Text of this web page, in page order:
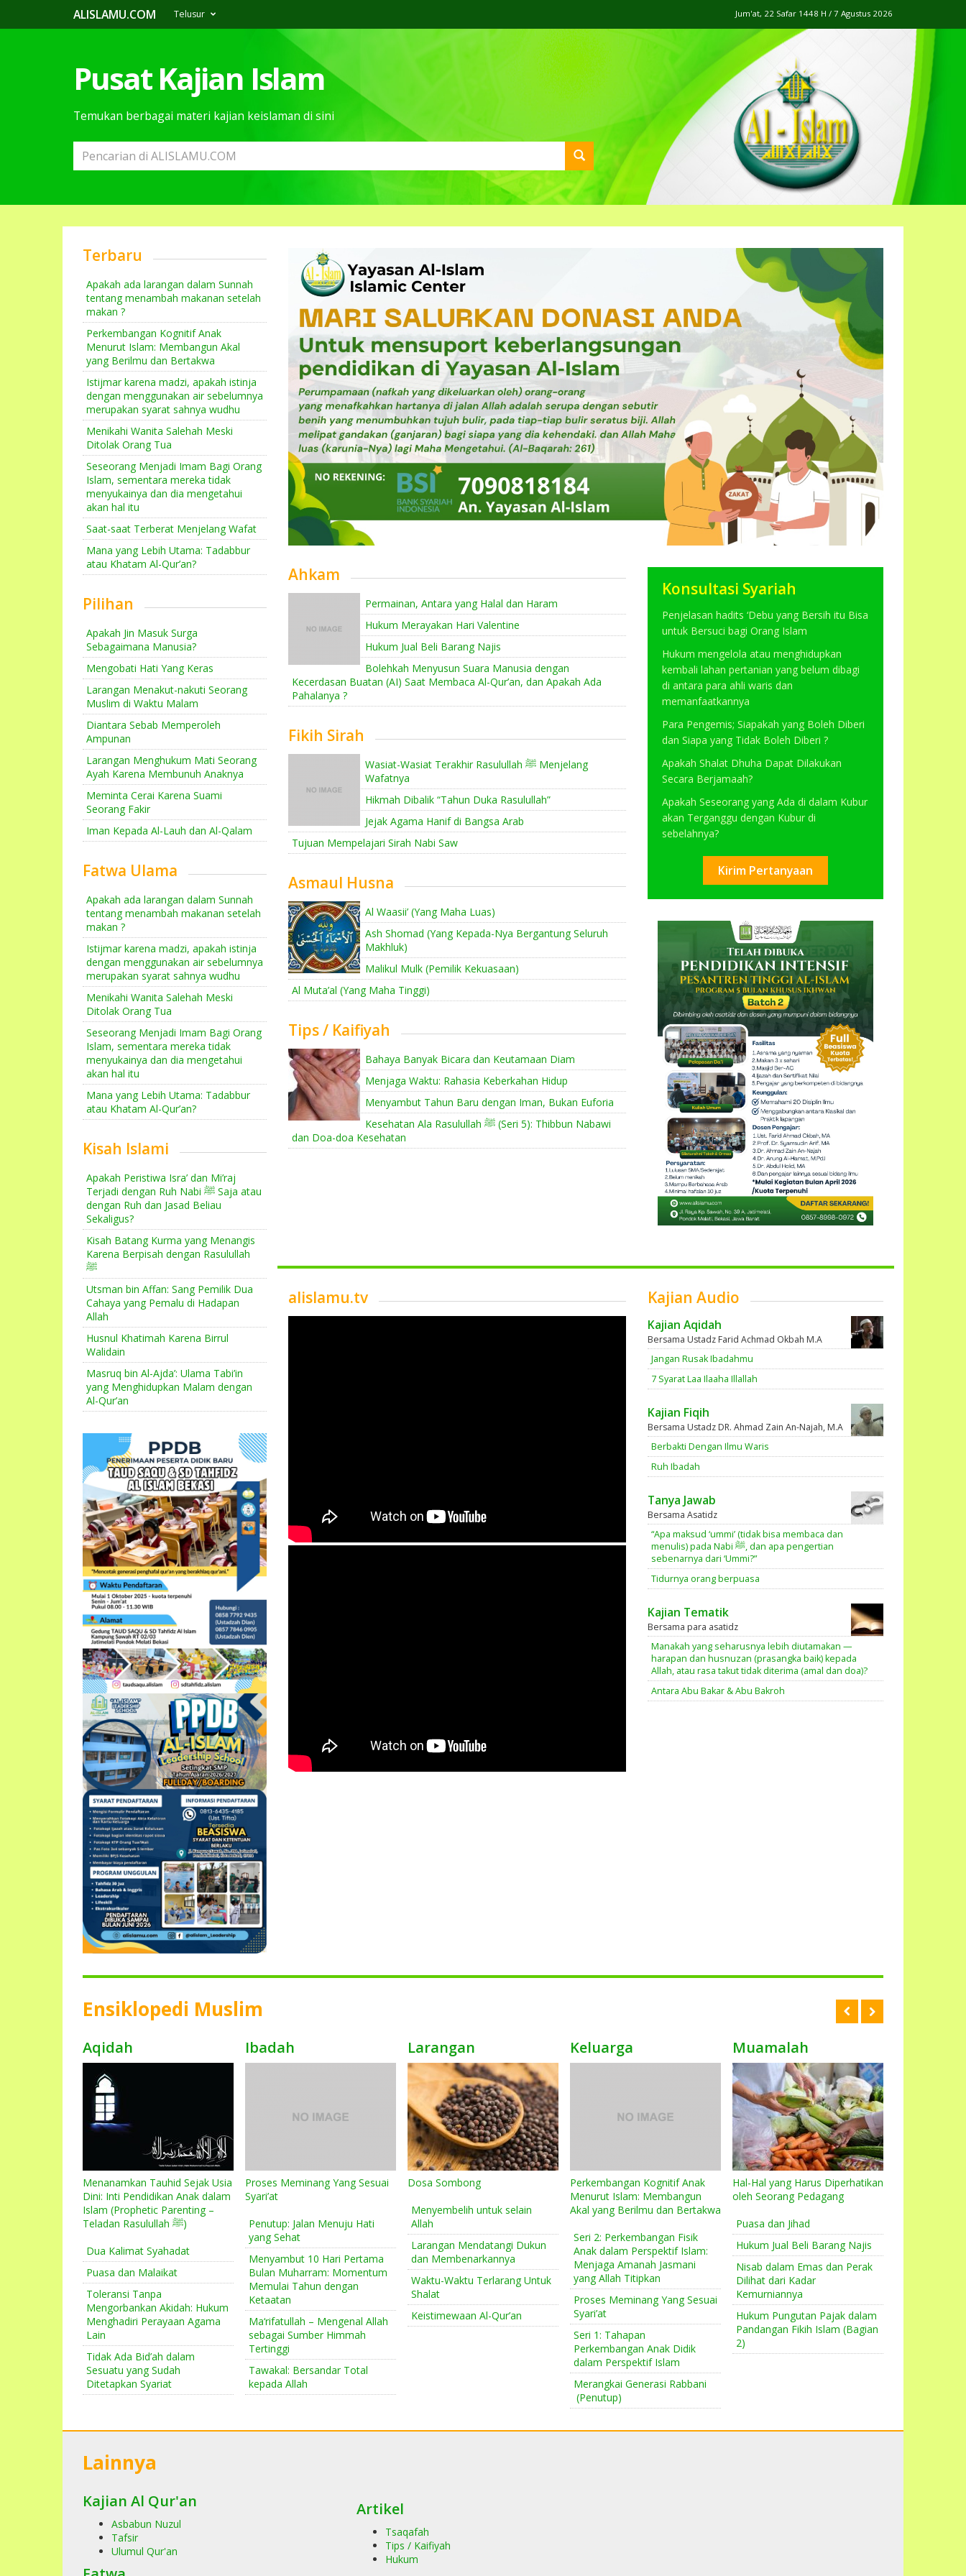
ALISLAMU.COM Telusur Jum'at, 22 Safar 1448 H / 7 Agustus 2026
Pusat Kajian Islam
Temukan berbagai materi kajian keislaman di sini
Terbaru
Apakah ada larangan dalam Sunnah
tentang menambah makanan setelah
makan ?
Perkembangan Kognitif Anak
Menurut Islam: Membangun Akal
yang Berilmu dan Bertakwa
Istijmar karena madzi, apakah istinja
dengan menggunakan air sebelumnya
merupakan syarat sahnya wudhu
Menikahi Wanita Salehah Meski
Ditolak Orang Tua
Seseorang Menjadi Imam Bagi Orang
Islam, sementara mereka tidak
menyukainya dan dia mengetahui
akan hal itu
Saat-saat Terberat Menjelang Wafat
Mana yang Lebih Utama: Tadabbur
atau Khatam Al-Qur’an?
Pilihan
Apakah Jin Masuk Surga
Sebagaimana Manusia?
Mengobati Hati Yang Keras
Larangan Menakut-nakuti Seorang
Muslim di Waktu Malam
Diantara Sebab Memperoleh
Ampunan
Larangan Menghukum Mati Seorang
Ayah Karena Membunuh Anaknya
Meminta Cerai Karena Suami
Seorang Fakir
Iman Kepada Al-Lauh dan Al-Qalam
Fatwa Ulama
Apakah ada larangan dalam Sunnah
tentang menambah makanan setelah
makan ?
Istijmar karena madzi, apakah istinja
dengan menggunakan air sebelumnya
merupakan syarat sahnya wudhu
Menikahi Wanita Salehah Meski
Ditolak Orang Tua
Seseorang Menjadi Imam Bagi Orang
Islam, sementara mereka tidak
menyukainya dan dia mengetahui
akan hal itu
Mana yang Lebih Utama: Tadabbur
atau Khatam Al-Qur’an?
Kisah Islami
Apakah Peristiwa Isra’ dan Mi’raj
Terjadi dengan Ruh Nabi ﷺ Saja atau
dengan Ruh dan Jasad Beliau
Sekaligus?
Kisah Batang Kurma yang Menangis
Karena Berpisah dengan Rasulullah
ﷺ
Utsman bin Affan: Sang Pemilik Dua
Cahaya yang Pemalu di Hadapan
Allah
Husnul Khatimah Karena Birrul
Walidain
Masruq bin Al-Ajda’: Ulama Tabi’in
yang Menghidupkan Malam dengan
Al-Qur’an
Ahkam
Permainan, Antara yang Halal dan Haram
Hukum Merayakan Hari Valentine
Hukum Jual Beli Barang Najis
Bolehkah Menyusun Suara Manusia dengan
Kecerdasan Buatan (AI) Saat Membaca Al-Qur’an, dan Apakah Ada
Pahalanya ?
Fikih Sirah
Wasiat-Wasiat Terakhir Rasulullah ﷺ Menjelang
Wafatnya
Hikmah Dibalik “Tahun Duka Rasulullah”
Jejak Agama Hanif di Bangsa Arab
Tujuan Mempelajari Sirah Nabi Saw
Asmaul Husna
Al Waasii’ (Yang Maha Luas)
Ash Shomad (Yang Kepada-Nya Bergantung Seluruh
Makhluk)
Malikul Mulk (Pemilik Kekuasaan)
Al Muta’al (Yang Maha Tinggi)
Tips / Kaifiyah
Bahaya Banyak Bicara dan Keutamaan Diam
Menjaga Waktu: Rahasia Keberkahan Hidup
Menyambut Tahun Baru dengan Iman, Bukan Euforia
Kesehatan Ala Rasulullah ﷺ (Seri 5): Thibbun Nabawi
dan Doa-doa Kesehatan
Konsultasi Syariah
Penjelasan hadits ‘Debu yang Bersih itu Bisa
untuk Bersuci bagi Orang Islam
Hukum mengelola atau menghidupkan
kembali lahan pertanian yang belum dibagi
di antara para ahli waris dan
memanfaatkannya
Para Pengemis; Siapakah yang Boleh Diberi
dan Siapa yang Tidak Boleh Diberi ?
Apakah Shalat Dhuha Dapat Dilakukan
Secara Berjamaah?
Apakah Seseorang yang Ada di dalam Kubur
akan Terganggu dengan Kubur di
sebelahnya?
Kirim Pertanyaan
alislamu.tv Kajian Audio
Kajian Aqidah
Bersama Ustadz Farid Achmad Okbah M.A
Jangan Rusak Ibadahmu
7 Syarat Laa Ilaaha Illallah
Kajian Fiqih
Bersama Ustadz DR. Ahmad Zain An-Najah, M.A
Berbakti Dengan Ilmu Waris
Ruh Ibadah
Tanya Jawab
Bersama Asatidz
“Apa maksud ‘ummi’ (tidak bisa membaca dan
menulis) pada Nabi ﷺ, dan apa pengertian
sebenarnya dari ‘Ummi?”
Tidurnya orang berpuasa
Kajian Tematik
Bersama para asatidz
Manakah yang seharusnya lebih diutamakan —
harapan dan husnuzan (prasangka baik) kepada
Allah, atau rasa takut tidak diterima (amal dan doa)?
Antara Abu Bakar & Abu Bakroh
Ensiklopedi Muslim
Aqidah
Menanamkan Tauhid Sejak Usia
Dini: Inti Pendidikan Anak dalam
Islam (Prophetic Parenting –
Teladan Rasulullah ﷺ)
Dua Kalimat Syahadat
Puasa dan Malaikat
Toleransi Tanpa
Mengorbankan Akidah: Hukum
Menghadiri Perayaan Agama
Lain
Tidak Ada Bid’ah dalam
Sesuatu yang Sudah
Ditetapkan Syariat
Ibadah
Proses Meminang Yang Sesuai
Syari’at
Penutup: Jalan Menuju Hati
yang Sehat
Menyambut 10 Hari Pertama
Bulan Muharram: Momentum
Memulai Tahun dengan
Ketaatan
Ma‘rifatullah – Mengenal Allah
sebagai Sumber Himmah
Tertinggi
Tawakal: Bersandar Total
kepada Allah
Larangan
Dosa Sombong
Menyembelih untuk selain
Allah
Larangan Mendatangi Dukun
dan Membenarkannya
Waktu-Waktu Terlarang Untuk
Shalat
Keistimewaan Al-Qur’an
Keluarga
Perkembangan Kognitif Anak
Menurut Islam: Membangun
Akal yang Berilmu dan Bertakwa
Seri 2: Perkembangan Fisik
Anak dalam Perspektif Islam:
Menjaga Amanah Jasmani
yang Allah Titipkan
Proses Meminang Yang Sesuai
Syari’at
Seri 1: Tahapan
Perkembangan Anak Didik
dalam Perspektif Islam
Merangkai Generasi Rabbani
(Penutup)
Muamalah
Hal-Hal yang Harus Diperhatikan
oleh Seorang Pedagang
Puasa dan Jihad
Hukum Jual Beli Barang Najis
Nisab dalam Emas dan Perak
Dilihat dari Kadar
Kemurniannya
Hukum Pungutan Pajak dalam
Pandangan Fikih Islam (Bagian
2)
Lainnya
Kajian Al Qur'an
Asbabun Nuzul
Tafsir
Ulumul Qur'an
Artikel
Tsaqafah
Tips / Kaifiyah
Hukum